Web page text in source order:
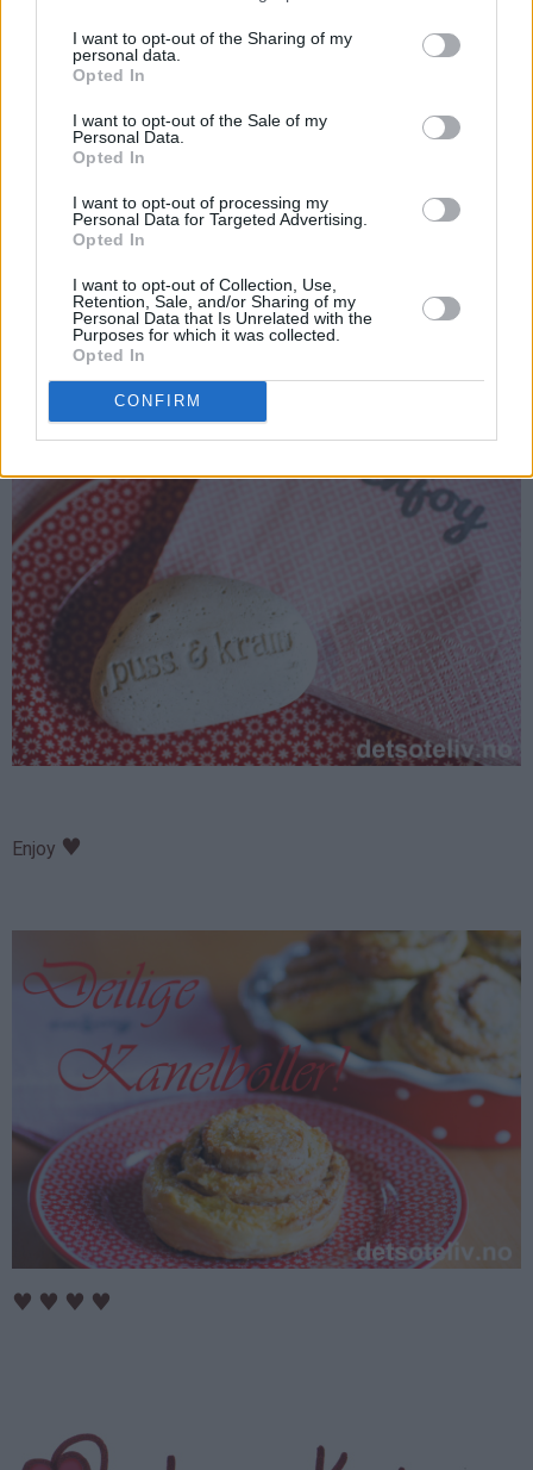
I want to opt-out of the Sharing of my
personal data.
Opted In
I want to opt-out of the Sale of my
Personal Data.
Opted In
I want to opt-out of processing my
Personal Data for Targeted Advertising.
Opted In
I want to opt-out of Collection, Use,
Retention, Sale, and/or Sharing of my
Personal Data that Is Unrelated with the
Purposes for which it was collected.
Opted In
CONFIRM
Søte servietter kjøpt hos Kremmerhuset i Oslo!
Enjoy ♥
♥ ♥ ♥ ♥